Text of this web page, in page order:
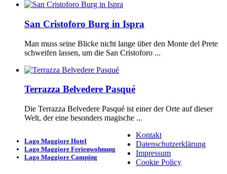
San Cristoforo Burg in Ispra
Man muss seine Blicke nicht lange über den Monte del Prete
schweifen lassen, um die San Cristoforo ...
Terrazza Belvedere Pasqué
Die Terrazza Belvedere Pasqué ist einer der Orte auf dieser
Welt, der eine besonders magische ...
Lago Maggiore Hotel
Lago Maggiore Ferienwohnung
Lago Maggiore Camping
Kontakt
Datenschutzerklärung
Impressum
Cookie Policy